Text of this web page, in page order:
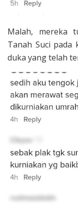
Malah, mereka
Tanah Suci pada
duka yang telah